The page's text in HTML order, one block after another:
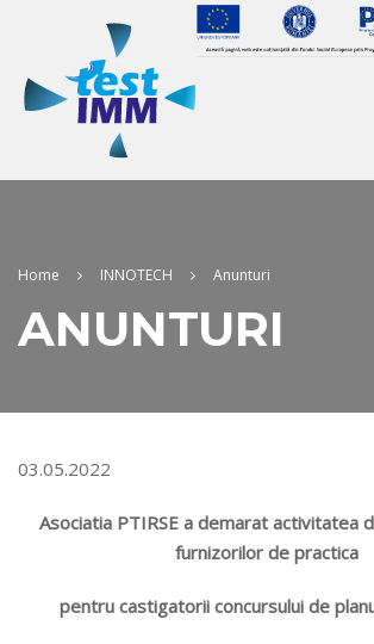
Home INNOTECH Anunturi
ANUNTURI
03.05.2022
Asociatia PTIRSE a demarat activitatea
furnizorilor de practica
pentru castigatorii concursului de